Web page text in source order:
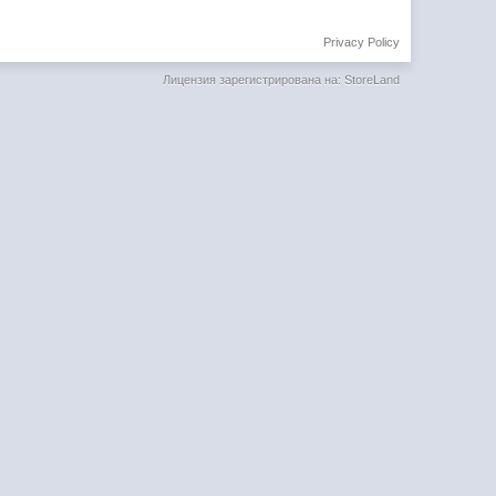
Privacy Policy
Лицензия зарегистрирована на: StoreLand